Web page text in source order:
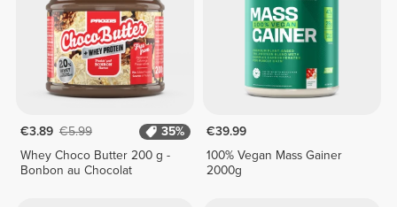
€3.89 €5.99
35%
Whey Choco Butter 200 g -
Bonbon au Chocolat
€39.99
100% Vegan Mass Gainer
2000g